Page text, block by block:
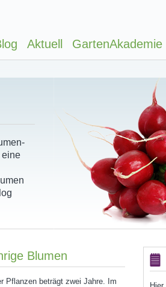
Aktuell GartenAkademie
eine
Blumen
Pflanzen beträgt zwei Jahre. Im